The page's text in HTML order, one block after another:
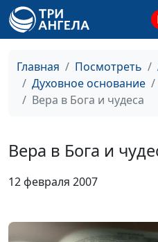
Главная Посмотреть
Духовное основание
Вера в Бога и чудеса
Вера в Бога и
12 февраля 2007
человека
"Придите ко мне все
обремененные"
Библейское учение об
Доказательства
существования Бога
Толкование Библии
Вино в Библии